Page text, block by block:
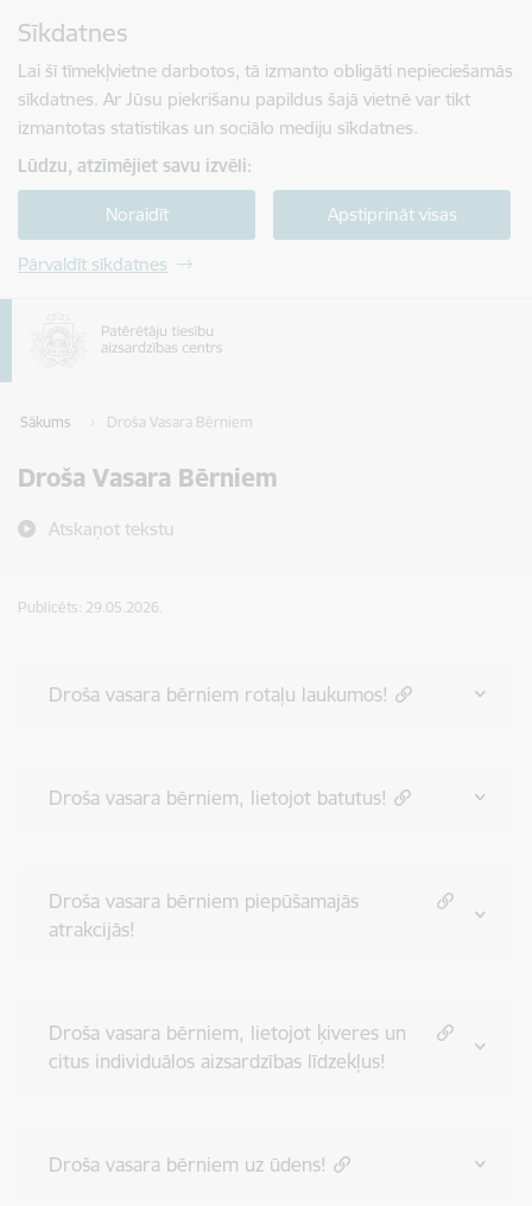
Sīkdatnes
Lai šī tīmekļvietne darbotos, tā izmanto obligāti nepieciešamās
sīkdatnes. Ar Jūsu piekrišanu papildus šajā vietnē var tikt
izmantotas statistikas un sociālo mediju sīkdatnes.
Lūdzu, atzīmējiet savu izvēli:
Noraidīt Apstiprināt visas
Pārvaldīt sīkdatnes
Sākums Droša Vasara Bērniem
Droša Vasara Bērniem
Atskaņot tekstu
Publicēts: 29.05.2026.
Droša vasara bērniem rotaļu laukumos!
Droša vasara bērniem, lietojot batutus!
Droša vasara bērniem piepūšamajās
atrakcijās!
Droša vasara bērniem, lietojot ķiveres un
citus individuālos aizsardzības līdzekļus!
Droša vasara bērniem uz ūdens!